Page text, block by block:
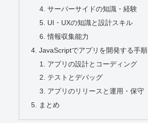
サーバーサイドの知識・経験
UI・UXの知識と設計スキル
情報収集能力
JavaScriptでアプリを開発する手順
アプリの設計とコーディング
テストとデバッグ
アプリのリリースと運用・保守
まとめ